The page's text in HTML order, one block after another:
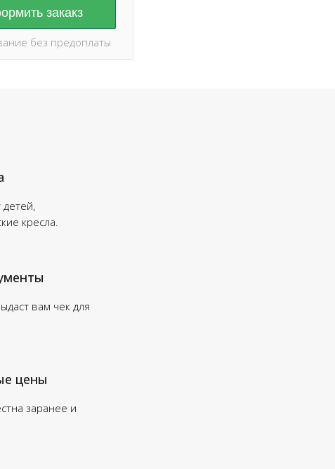
закакз
без предоплаты
детей,
кресла.
вам чек для
заранее и
цены